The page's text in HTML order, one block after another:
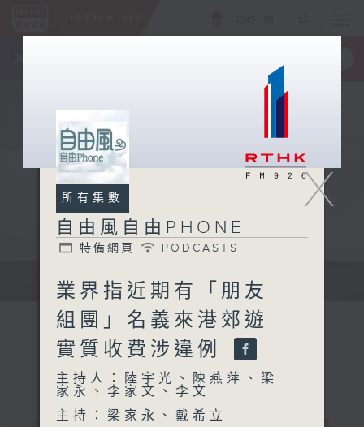
聲音更立體 意見更多元
X
所有集數
自由風自由PHONE
特備網頁 PODCASTS
業界指近期有「朋友
組團」名義來港郊遊
實質收費涉違例
主持人：陸宇光、陳燕萍、梁
家永、李家文、李文
主持：梁家永、戴希立